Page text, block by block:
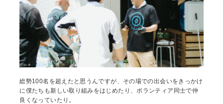
総勢100名を超えたと思うんですが、その場での出会いをきっかけ
に僕たちも新しい取り組みをはじめたり、ボランティア同士で仲
良くなっていたり。